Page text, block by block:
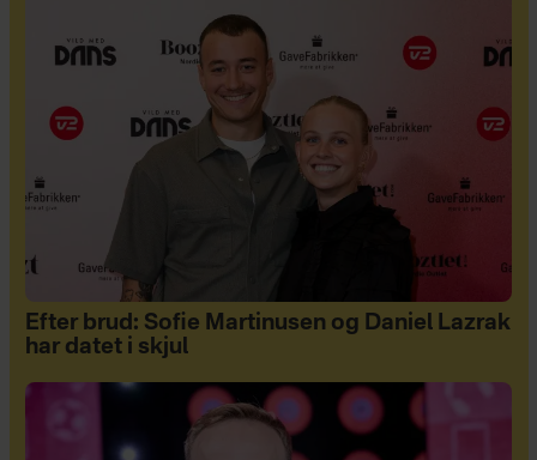
Efter brud: Sofie Martinusen og Daniel Lazrak
har datet i skjul